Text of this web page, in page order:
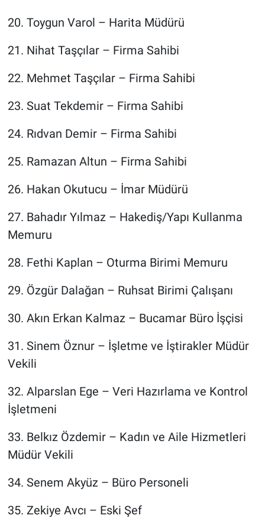
20.⁠ ⁠Toygun Varol – Harita Müdürü
21.⁠ ⁠Nihat Taşçılar – Firma Sahibi
22.⁠ ⁠Mehmet Taşçılar – Firma Sahibi
23.⁠ ⁠Suat Tekdemir – Firma Sahibi
24.⁠ ⁠Rıdvan Demir – Firma Sahibi
25.⁠ ⁠Ramazan Altun – Firma Sahibi
26.⁠ ⁠Hakan Okutucu – İmar Müdürü
27.⁠ ⁠Bahadır Yılmaz – Hakediş/Yapı Kullanma
Memuru
28.⁠ ⁠Fethi Kaplan – Oturma Birimi Memuru
29.⁠ ⁠Özgür Dalağan – Ruhsat Birimi Çalışanı
30.⁠ ⁠Akın Erkan Kalmaz – Bucamar Büro İşçisi
31.⁠ ⁠Sinem Öznur – İşletme ve İştirakler Müdür
Vekili
32.⁠ ⁠Alparslan Ege – Veri Hazırlama ve Kontrol
İşletmeni
33.⁠ ⁠Belkız Özdemir – Kadın ve Aile Hizmetleri
Müdür Vekili
34.⁠ ⁠Senem Akyüz – Büro Personeli
35.⁠ ⁠Zekiye Avcı – Eski Şef